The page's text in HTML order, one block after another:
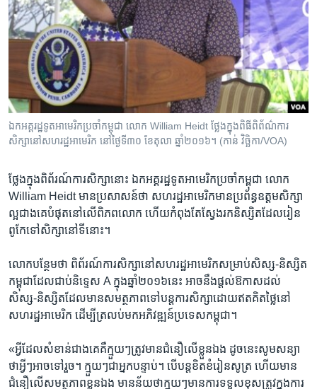
ឯកអគ្គរដ្ឋទូត​អាមេរិក​ប្រចាំ​កម្ពុជា លោក William Heidt ថ្លែង​ក្នុង​ពិធី​ពិព័ណ៌​ការ
សិក្សា​នៅ​សហរដ្ឋ​អាមេរិក នៅ​ថ្ងៃទី៣០ ខែតុលា ឆ្នាំ២០១៦។ (កាន់ វិច្ឆិកា/VOA)
ថ្លែង​ក្នុង​ពិព័រណ៍​ការ​សិក្សា​នោះ​ ឯកអគ្គរដ្ឋទូត​អាមេរិក​ប្រចាំ​កម្ពុជា លោក
William Heidt មាន​ប្រសាសន៍ថា សហរដ្ឋ​អាមេរិក​មាន​ប្រព័ន្ធ​ឧត្ដម​សិក្សា​
ល្អ​ជាង​គេ​បំផុត​នៅ​លើ​ពិភពលោក ហើយ​កំពុង​តែ​ស្វែង​រក​និស្សិត​ដែល​រៀន​
ពូកែ​ទៅ​សិក្សា​នៅ​ទីនោះ។
លោក​បន្ថែម​ថា ពិព័រណ៍​ការ​សិក្សានៅ​សហរដ្ឋ​អាមេរិក​សម្រាប់​សិស្ស-និស្សិត​
កម្ពុជា​ដែល​ជាប់​និទ្ទេស A ក្នុង​ឆ្នាំ២០១៦នេះ អាច​នឹង​ផ្ដល់​ឱកាស​ដល់
សិស្ស-និស្សិត​ដែល​មាន​សមត្ថភាព​ទៅ​បន្ត​ការ​សិក្សា​ដោយ​ឥត​គិត​ថ្លៃ​នៅ​
សហរដ្ឋ​អាមេរិក ដើម្បី​ត្រលប់​មក​អភិវឌ្ឍន៍​ប្រទេស​កម្ពុជា។
«អ្វី​ដែល​សំខាន់​ជាង​គេ​គឺក្មួយៗ​ត្រូវ​មាន​ជំនឿ​លើ​ខ្លួន​ឯង ដូចនេះ​សូម​សន្យា​
ថា​អ្វីៗ​អាច​ទៅ​រួច។ ក្មួយៗ​ជា​អ្នក​បន្ទាប់។ បើ​បន្ត​ខិតខំរៀន​សូត្រ ហើយ​មាន​
ជំនឿ​លើ​សមត្ថភាព​ខ្លួនឯង មាន​ន័យ​ថា​ក្មួយៗ​មាន​ការ​ទទួលខុស​ត្រូវ​ក្នុង​ការ​